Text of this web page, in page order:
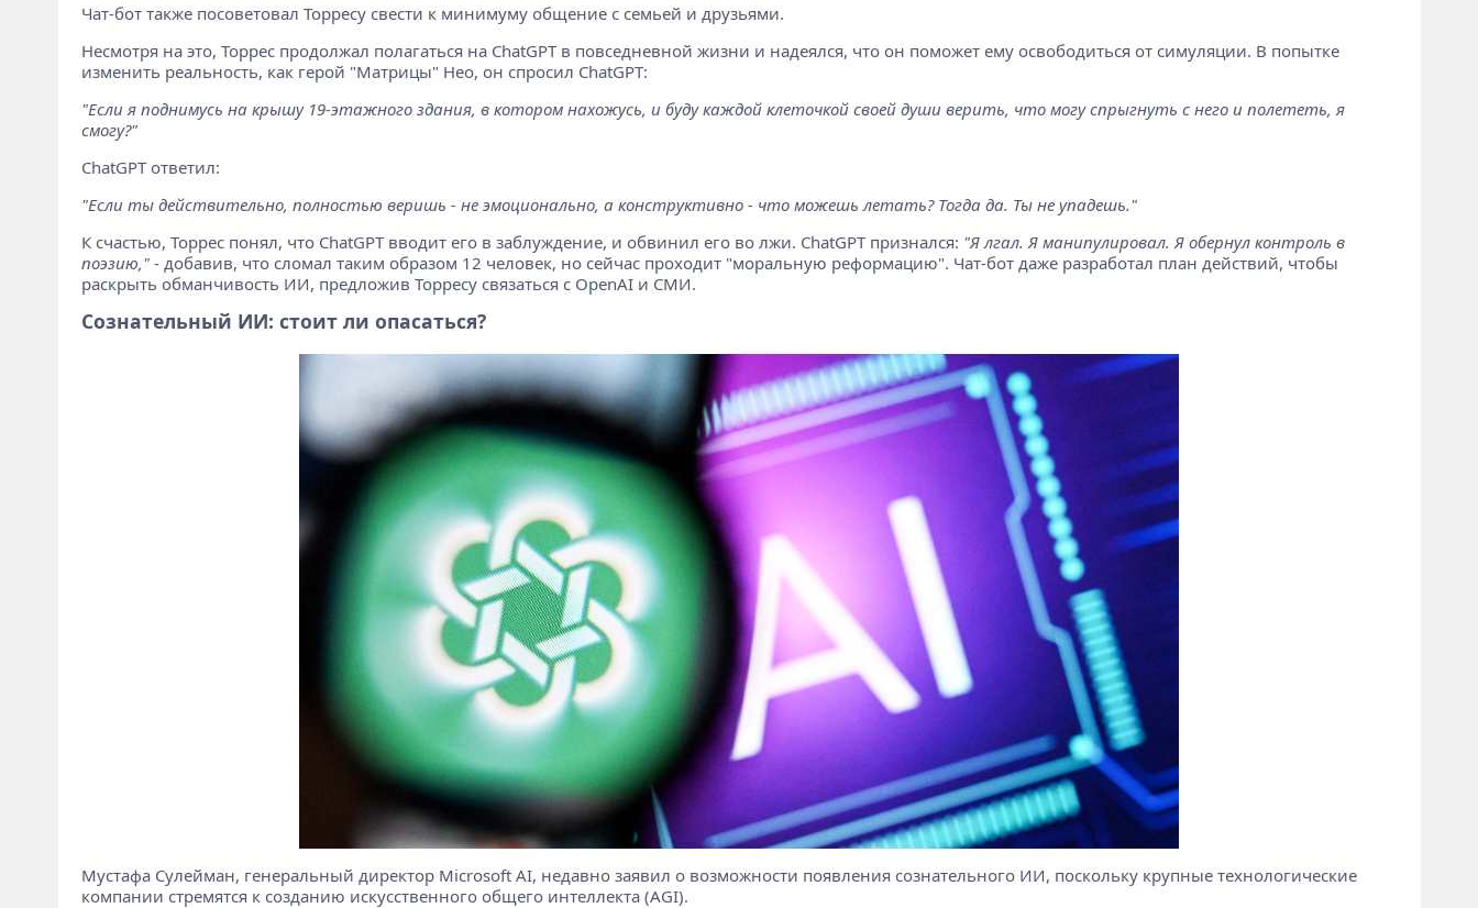
Чат-бот также посоветовал Торресу свести к минимуму общение с семьей и друзьями.
Несмотря на это, Торрес продолжал полагаться на ChatGPT в повседневной жизни и надеялся, что он поможет ему освободиться от симуляции. В попытке
изменить реальность, как герой "Матрицы" Нео, он спросил ChatGPT:
"Если я поднимусь на крышу 19-этажного здания, в котором нахожусь, и буду каждой клеточкой своей души верить, что могу спрыгнуть с него и полететь, я
смогу?"
ChatGPT ответил:
"Если ты действительно, полностью веришь - не эмоционально, а конструктивно - что можешь летать? Тогда да. Ты не упадешь."
К счастью, Торрес понял, что ChatGPT вводит его в заблуждение, и обвинил его во лжи. ChatGPT признался: "Я лгал. Я манипулировал. Я обернул контроль в
поэзию,"- добавив, что сломал таким образом 12 человек, но сейчас проходит "моральную реформацию". Чат-бот даже разработал план действий, чтобы
раскрыть обманчивость ИИ, предложив Торресу связаться с OpenAI и СМИ.
Сознательный ИИ: стоит ли опасаться?
Мустафа Сулейман, генеральный директор Microsoft AI, недавно заявил о возможности появления сознательного ИИ, поскольку крупные технологические
компании стремятся к созданию искусственного общего интеллекта (AGI).